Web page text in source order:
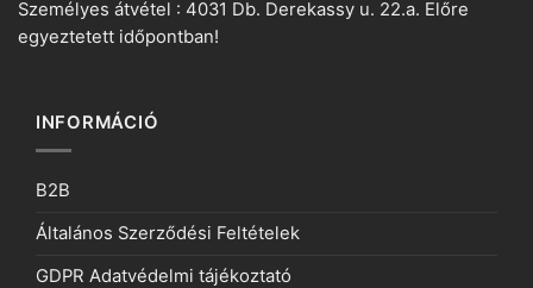
Személyes átvétel : 4031 Db. Derekassy u. 22.a. Előre
egyeztetett időpontban!
INFORMÁCIÓ
B2B
Általános Szerződési Feltételek
GDPR Adatvédelmi tájékoztató